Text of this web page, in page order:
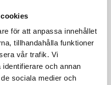
för att anpassa innehållet
tillhandahålla funktioner
vår trafik. Vi
och annan
sociala medier och
inre 22 cm, bredd 27,5